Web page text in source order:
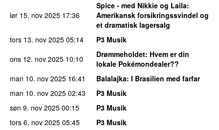
lør 15. nov 2025 17:36
Spice - med Nikkie og Laila:
Amerikansk forsikringssvindel og
et dramatisk lagersalg
tors 13. nov 2025 05:14
P3 Musik
ons 12. nov 2025 10:10 Drømmeholdet: Hvem er din
lokale Pokémondealer??
man 10. nov 2025 16:41 Balalajka: I Brasilien med farfar
man 10. nov 2025 02:43
P3 Musik
søn 9. nov 2025 00:15
P3 Musik
tors 6. nov 2025 05:45
P3 Musik